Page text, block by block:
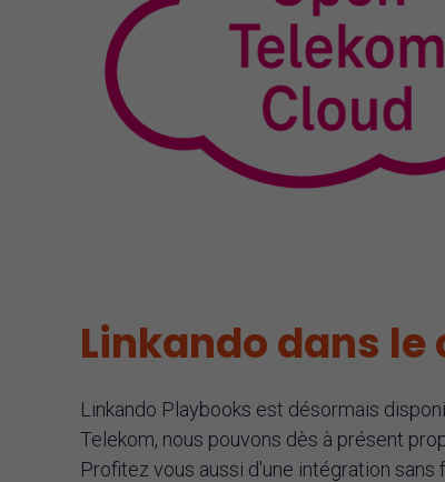
Linkando dans le
Linkando Playbooks est désormais
Telekom, nous pouvons dès à présent
Profitez vous aussi d'une intégration